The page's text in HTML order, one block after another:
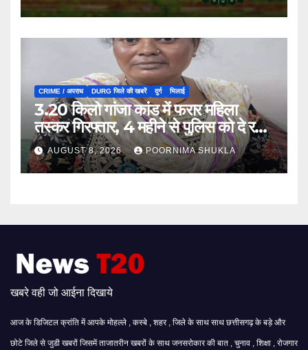
CRIME / अपराध DURG जिले की खबरें दुर्ग भिलाई
3.20 किलो गांजा कांड में फरार महिला
तस्कर गिरफ्तार, 4 महीने से पुलिस को दे रही
थी चकमा…
AUGUST 8, 2026 POORNIMA SHUKLA
खबरे वही जो आईना दिखाये
आज के डिजिटल क्रांति में आपके मोहल्ले , कस्बे , शहर , जिले के साथ साथ छत्तीसगढ़ के बड़े और
छोटे जिले से जुडी खबरों जिसमें ताजातरीन खबरों के साथ जनसरोकार की बात , चुनाव , शिक्षा , रोजगार